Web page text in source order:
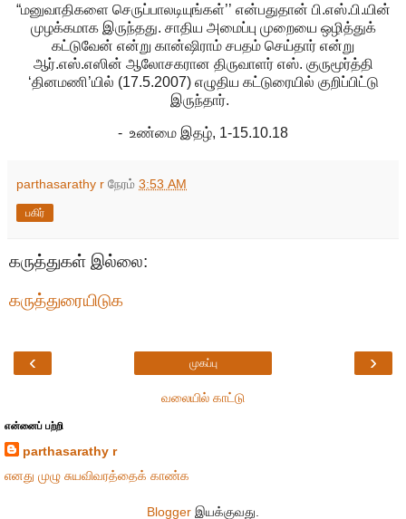
“மனுவாதிகளை செருப்பாலடியுங்கள்’’ என்பதுதான் பி.எஸ்.பி.யின்
முழக்கமாக இருந்தது. சாதிய அமைப்பு முறையை ஒழித்துக்
கட்டுவேன் என்று கான்ஷிராம் சபதம் செய்தார் என்று
ஆர்.எஸ்.எஸின் ஆலோசகரான திருவாளர் எஸ். குருமூர்த்தி
‘தினமணி’யில் (17.5.2007) எழுதிய கட்டுரையில் குறிப்பிட்டு
இருந்தார்.
- உண்மை இதழ், 1-15.10.18
parthasarathy r நேரம் 3:53 AM
பகிர்
கருத்துகள் இல்லை:
கருத்துரையிடுக
‹ ›
முகப்பு
வலையில் காட்டு
என்னைப் பற்றி
parthasarathy r
எனது முழு சுயவிவரத்தைக் காண்க
Blogger இயக்குவது.